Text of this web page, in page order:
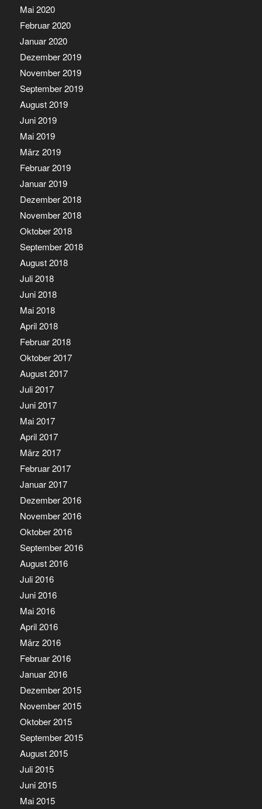
Mai 2020
Februar 2020
Januar 2020
Dezember 2019
November 2019
September 2019
August 2019
Juni 2019
Mai 2019
März 2019
Februar 2019
Januar 2019
Dezember 2018
November 2018
Oktober 2018
September 2018
August 2018
Juli 2018
Juni 2018
Mai 2018
April 2018
Februar 2018
Oktober 2017
August 2017
Juli 2017
Juni 2017
Mai 2017
April 2017
März 2017
Februar 2017
Januar 2017
Dezember 2016
November 2016
Oktober 2016
September 2016
August 2016
Juli 2016
Juni 2016
Mai 2016
April 2016
März 2016
Februar 2016
Januar 2016
Dezember 2015
November 2015
Oktober 2015
September 2015
August 2015
Juli 2015
Juni 2015
Mai 2015